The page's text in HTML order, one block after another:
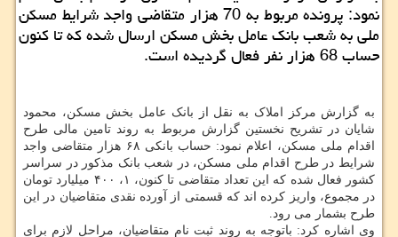
نمود: پرونده مربوط به 70 هزار متقاضی واجد شرایط مسكن
ملی به شعب بانك عامل بخش مسكن ارسال شده كه تا كنون
حساب 68 هزار نفر فعال گردیده است.
به گزارش مرکز املاک به نقل از بانک عامل بخش مسکن، محمود
شایان در تشریح نخستین گزارش مربوط به روند تامین مالی طرح
اقدام ملی مسکن، اعلام نمود: حساب بانکی ۶۸ هزار متقاضی واجد
شرایط در طرح اقدام ملی مسکن، در شعب بانک مذکور در سراسر
کشور فعال شده که این تعداد متقاضی تا کنون، ۱، ۴۰۰ میلیارد تومان
در مجموع، واریز کرده اند که قسمتی از آورده نقدی متقاضیان در این
طرح بشمار می رود.
وی اشاره کرد: باتوجه به روند ثبت نام متقاضیان، مراحل لازم برای